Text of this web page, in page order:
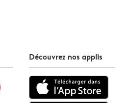
Découvrez nos applis